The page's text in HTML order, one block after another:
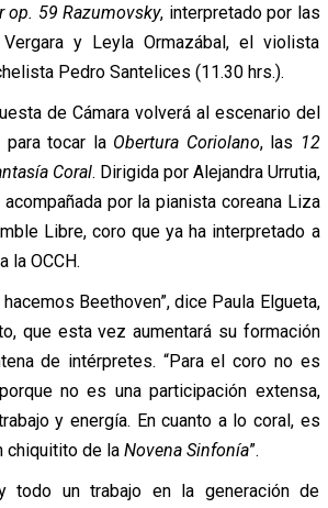
op. 59 Razumovsky, interpretado por las
y Leyla Ormazábal, el violista
Pedro Santelices (11.30 hrs.).
de Cámara volverá al escenario del
para tocar la Obertura Coriolano, las 12
Coral. Dirigida por Alejandra Urrutia,
por la pianista coreana Liza
Libre, coro que ya ha interpretado a
la OCCH.
Beethoven”, dice Paula Elgueta,
que esta vez aumentará su formación
de intérpretes. “Para el coro no es
no es una participación extensa,
y energía. En cuanto a lo coral, es
chiquitito de la Novena Sinfonía”.
todo un trabajo en la generación de